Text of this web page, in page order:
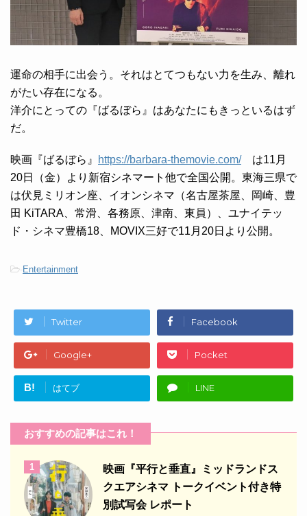
運命の相手に出会う。それはとてつもない力を生み、離れ
がたい存在になる。
洋介にとっての『ばるぼら』はあなたにもきっといるはず
だ。
映画『ばるぼら』 https://barbara-themovie.com/は11月
20日（金）より新宿シネマート他で全国公開。東海三県で
は伏見ミリオン座、イオンシネマ（名古屋茶屋、岡崎、豊
田 KiTARA、常滑、各務原、津南、東員）、ユナイテッ
ド・シネマ豊橋18、MOVIX三好で11月20日より公開。
-Entertainment
Twitter Facebook
Google+ Pocket
B! はてブ LINE
おすすめの記事はこれ！
1
映画『平行と垂直』ミッドランドス
クエアシネマ トークイベント付き特
別試写会 レポート